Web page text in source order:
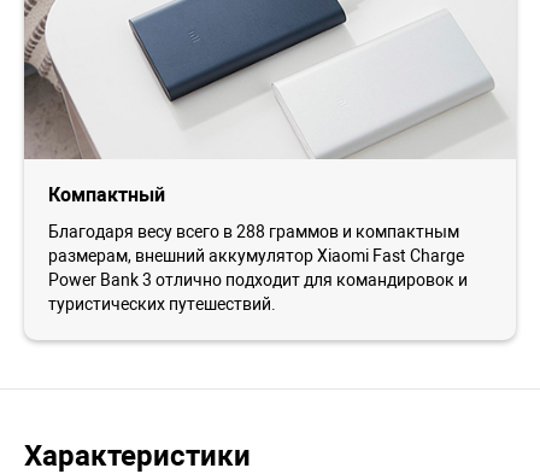
Компактный
Благодаря весу всего в 288 граммов и компактным
размерам, внешний аккумулятор Xiaomi Fast Charge
Power Bank 3 отлично подходит для командировок и
туристических путешествий.
Характеристики